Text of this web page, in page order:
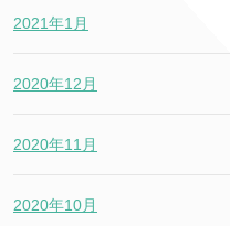
2021年1月
2020年12月
2020年11月
2020年10月